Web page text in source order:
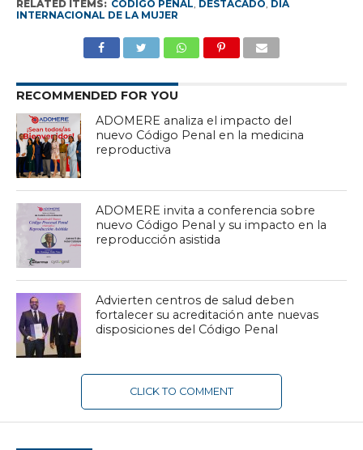
RELATED ITEMS: CÓDIGO PENAL, DESTACADO, DÍA
INTERNACIONAL DE LA MUJER
RECOMMENDED FOR YOU
ADOMERE analiza el impacto del
nuevo Código Penal en la medicina
reproductiva
ADOMERE invita a conferencia sobre
nuevo Código Penal y su impacto en la
reproducción asistida
Advierten centros de salud deben
fortalecer su acreditación ante nuevas
disposiciones del Código Penal
CLICK TO COMMENT